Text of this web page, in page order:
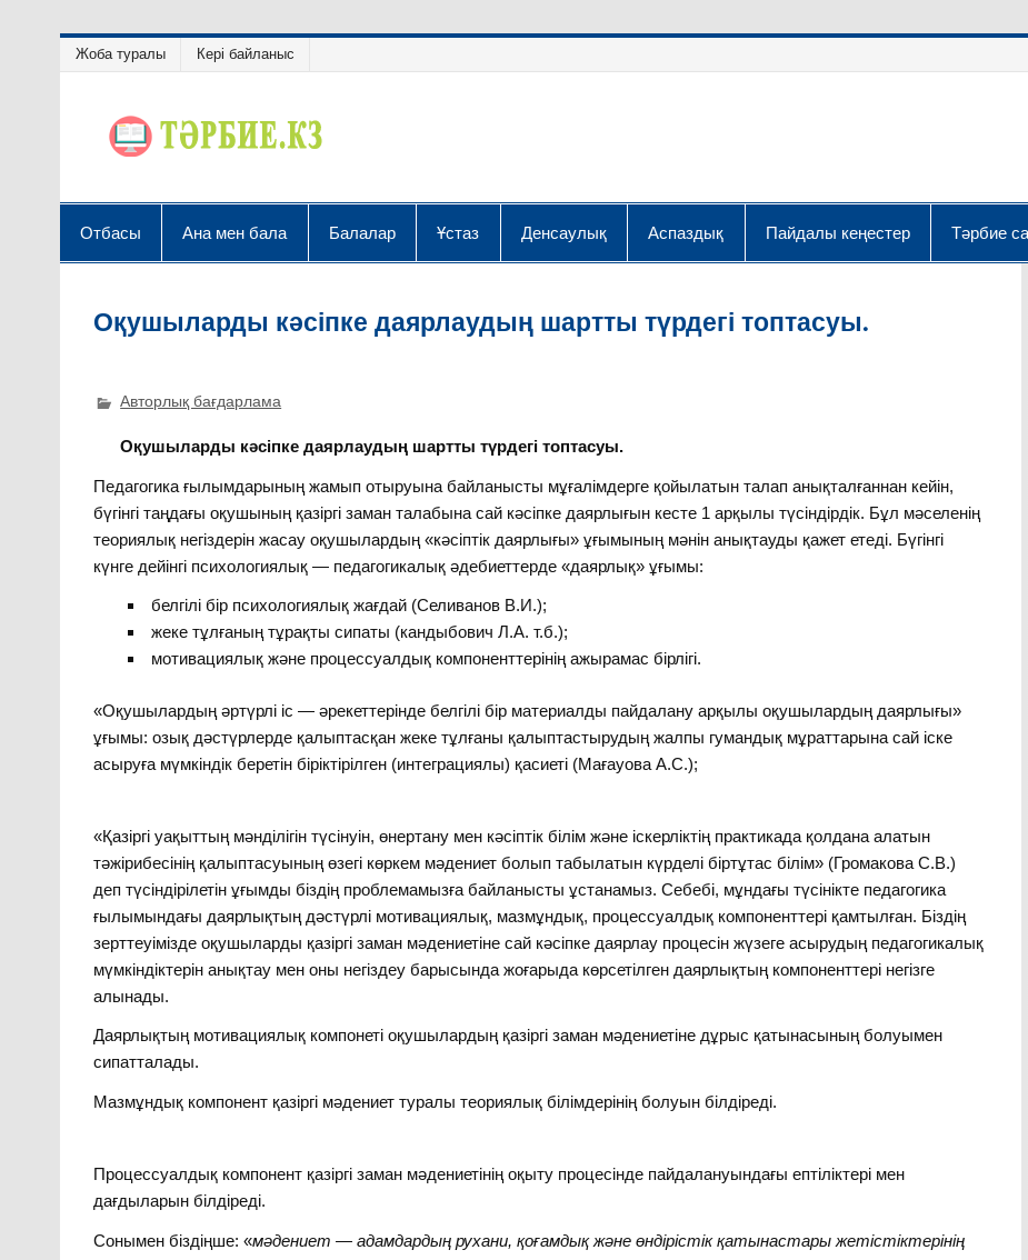
Жоба туралы Кері байланыс
Отбасы Ана мен бала Балалар Ұстаз Денсаулық Аспаздық Пайдалы кеңестер Тәрбие
Оқушыларды кәсіпке даярлаудың шартты түрдегі топтасуы.
Авторлық бағдарлама
Оқушыларды кәсіпке даярлаудың шартты түрдегі топтасуы.
Педагогика ғылымдарының жамып отыруына байланысты мұғалімдерге қойылатын талап анықталғаннан кейін,
бүгінгі таңдағы оқушының қазіргі заман талабына сай кәсіпке даярлығын кесте 1 арқылы түсіндірдік. Бұл мәселенің
теориялық негіздерін жасау оқушылардың «кәсіптік даярлығы» ұғымының мәнін анықтауды қажет етеді. Бүгінгі
күнге дейінгі психологиялық — педагогикалық әдебиеттерде «даярлық» ұғымы:
белгілі бір психологиялық жағдай (Селиванов В.И.);
жеке тұлғаның тұрақты сипаты (кандыбович Л.А. т.б.);
мотивациялық және процессуалдық компоненттерінің ажырамас бірлігі.
«Оқушылардың әртүрлі іс — әрекеттерінде белгілі бір материалды пайдалану арқылы оқушылардың даярлығы»
ұғымы: озық дәстүрлерде қалыптасқан жеке тұлғаны қалыптастырудың жалпы гумандық мұраттарына сай іске
асыруға мүмкіндік беретін біріктірілген (интеграциялы) қасиеті (Мағауова А.С.);
«Қазіргі уақыттың мәнділігін түсінуін, өнертану мен кәсіптік білім және іскерліктің практикада қолдана алатын
тәжірибесінің қалыптасуының өзегі көркем мәдениет болып табылатын күрделі біртұтас білім» (Громакова С.В.)
деп түсіндірілетін ұғымды біздің проблемамызға байланысты ұстанамыз. Себебі, мұндағы түсінікте педагогика
ғылымындағы даярлықтың дәстүрлі мотивациялық, мазмұндық, процессуалдық компоненттері қамтылған. Біздің
зерттеуімізде оқушыларды қазіргі заман мәдениетіне сай кәсіпке даярлау процесін жүзеге асырудың педагогикалық
мүмкіндіктерін анықтау мен оны негіздеу барысында жоғарыда көрсетілген даярлықтың компоненттері негізге
алынады.
Даярлықтың мотивациялық компонеті оқушылардың қазіргі заман мәдениетіне дұрыс қатынасының болуымен
сипатталады.
Мазмұндық компонент қазіргі мәдениет туралы теориялық білімдерінің болуын білдіреді.
Процессуалдық компонент қазіргі заман мәдениетінің оқыту процесінде пайдалануындағы ептіліктері мен
дағдыларын білдіреді.
Сонымен біздіңше: «мәдениет — адамдардың рухани, қоғамдық және өндірістік қатынастары жетістіктерінің